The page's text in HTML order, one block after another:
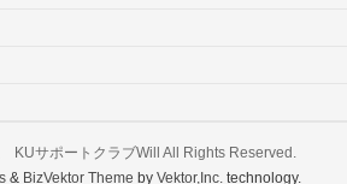
KUサポートクラブWill
All Rights Reserved.
& BizVektor Theme byVektor,Inc. technology.